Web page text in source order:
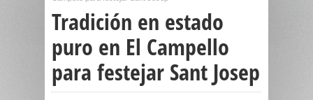
Tradición en estado
puro en El Campello
para festejar Sant Josep